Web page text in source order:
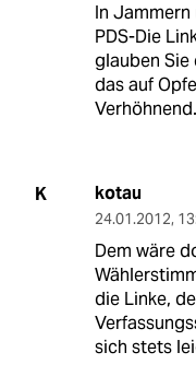
In Jammern
PDS-Die
glauben Sie
das auf
Verhöhnend.
K kotau
24.01.2012,
Dem wäre
die Linke,
sich stets